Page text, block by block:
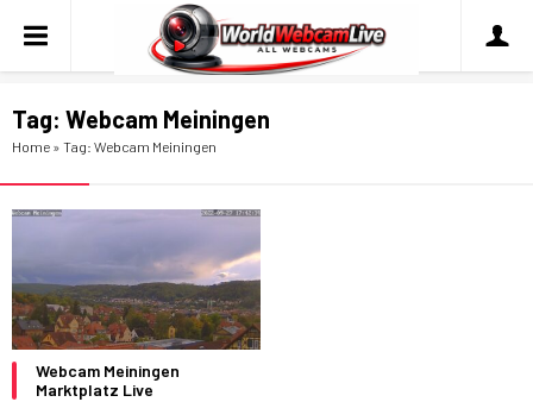
Tag: Webcam Meiningen
Home » Tag: Webcam Meiningen
Webcam Meiningen
Marktplatz Live